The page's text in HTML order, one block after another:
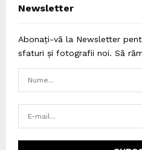
Newsletter
Abonați-vă la Newsletter
sfaturi și fotografii noi. Să